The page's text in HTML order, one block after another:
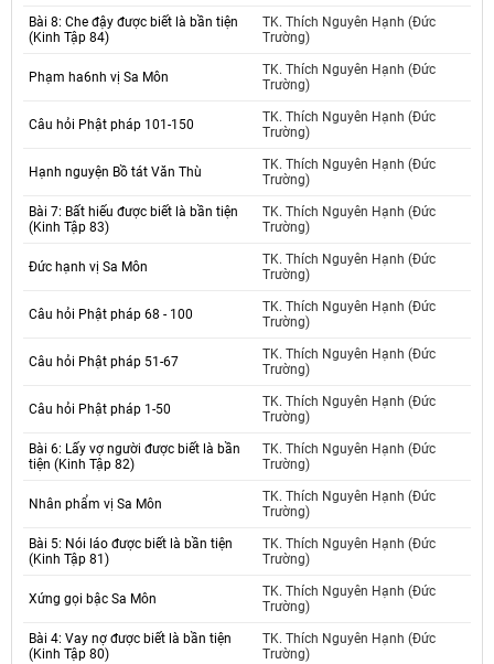
Bài 8: Che đậy được biết là bần tiện
(Kinh Tập 84)
TK. Thích Nguyên Hạnh (Đức
Trường)
Phạm ha6nh vị Sa Môn
TK. Thích Nguyên Hạnh (Đức
Trường)
Câu hỏi Phật pháp 101-150
TK. Thích Nguyên Hạnh (Đức
Trường)
Hạnh nguyện Bồ tát Văn Thù
TK. Thích Nguyên Hạnh (Đức
Trường)
Bài 7: Bất hiếu được biết là bần tiện
(Kinh Tập 83)
TK. Thích Nguyên Hạnh (Đức
Trường)
Đức hạnh vị Sa Môn
TK. Thích Nguyên Hạnh (Đức
Trường)
Câu hỏi Phật pháp 68 - 100
TK. Thích Nguyên Hạnh (Đức
Trường)
Câu hỏi Phật pháp 51-67
TK. Thích Nguyên Hạnh (Đức
Trường)
Câu hỏi Phật pháp 1-50
TK. Thích Nguyên Hạnh (Đức
Trường)
Bài 6: Lấy vợ người được biết là bần
tiện (Kinh Tập 82)
TK. Thích Nguyên Hạnh (Đức
Trường)
Nhân phẩm vị Sa Môn
TK. Thích Nguyên Hạnh (Đức
Trường)
Bài 5: Nói láo được biết là bần tiện
(Kinh Tập 81)
TK. Thích Nguyên Hạnh (Đức
Trường)
Xứng gọi bậc Sa Môn
TK. Thích Nguyên Hạnh (Đức
Trường)
Bài 4: Vay nợ được biết là bần tiện
(Kinh Tập 80)
TK. Thích Nguyên Hạnh (Đức
Trường)